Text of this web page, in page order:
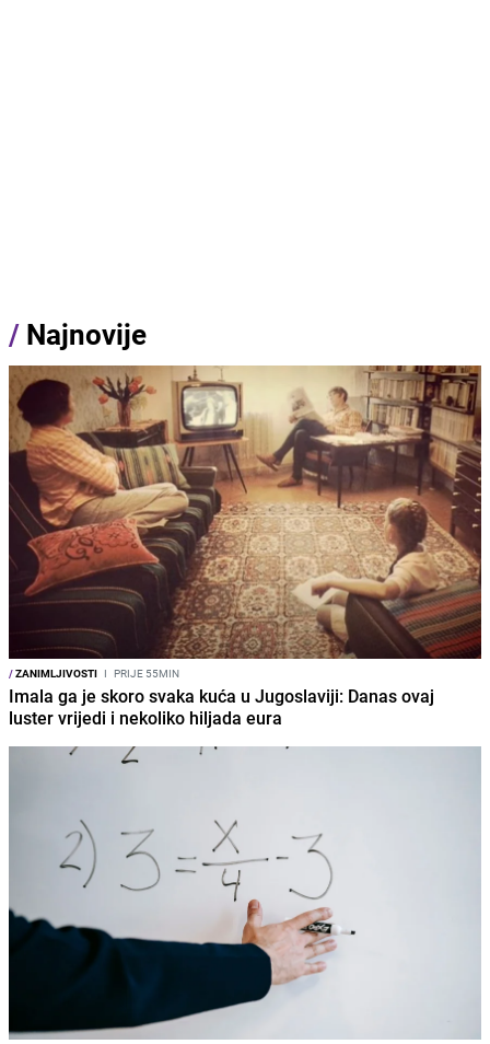
/ Najnovije
/ZANIMLJIVOSTI I PRIJE 55MIN
Imala ga je skoro svaka kuća u Jugoslaviji: Danas ovaj
luster vrijedi i nekoliko hiljada eura